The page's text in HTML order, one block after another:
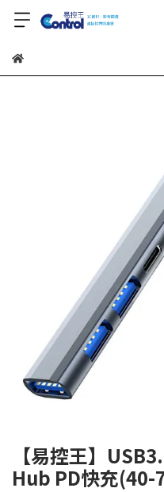
【易控王】
Hub PD快充(40-